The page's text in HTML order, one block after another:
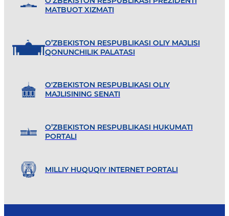
MATBUOT XIZMATI
O’ZBEKISTON RESPUBLIKASI OLIY MAJLISI
QONUNCHILIK PALATASI
O'ZBEKISTON RESPUBLIKASI OLIY
MAJLISINING SENATI
O’ZBEKISTON RESPUBLIKASI HUKUMATI
PORTALI
MILLIY HUQUQIY INTERNET PORTALI